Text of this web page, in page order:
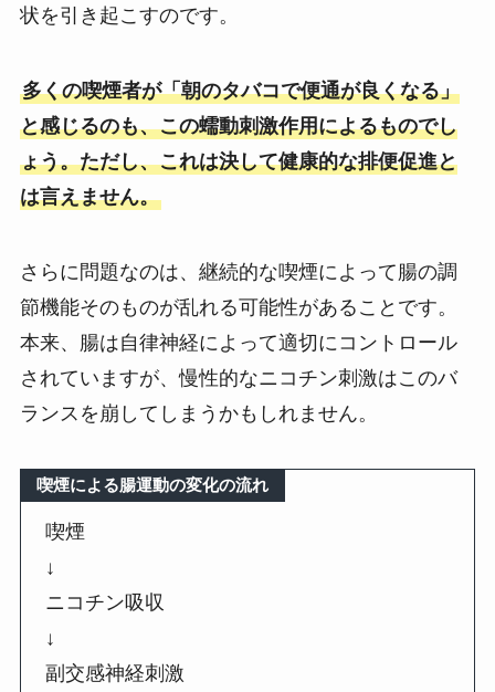
状を引き起こすのです。
多くの喫煙者が「朝のタバコで便通が良くなる」
と感じるのも、この蠕動刺激作用によるものでし
ょう。ただし、これは決して健康的な排便促進と
は言えません。
さらに問題なのは、継続的な喫煙によって腸の調
節機能そのものが乱れる可能性があることです。
本来、腸は自律神経によって適切にコントロール
されていますが、慢性的なニコチン刺激はこのバ
ランスを崩してしまうかもしれません。
喫煙による腸運動の変化の流れ
喫煙
↓
ニコチン吸収
↓
副交感神経刺激